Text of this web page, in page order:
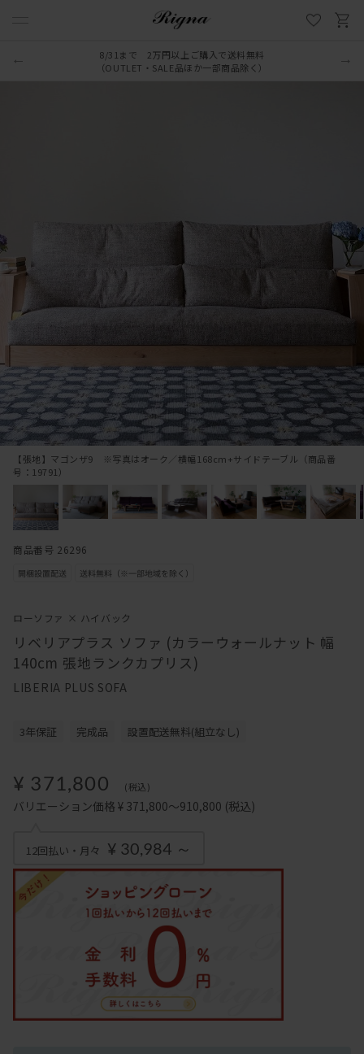
8/31まで 2万円以上ご購入で送料無料
（OUTLET・SALE品ほか一部商品除く）
ローソファ × ハイバック
リベリアプラス ソファ (カラーウォールナット 幅
140cm 張地ランクカプリス)
LIBERIA PLUS SOFA
【張地】マゴンザ9 ※写真はオーク／横幅168cm+サイドテーブル（商品番
号：19791）
3年保証 完成品 設置配送無料(組立なし)
¥ 371,800 (税込)
バリエーション価格 ¥ 371,800～910,800 (税込)
12回払い・月々 ¥ 30,984 ～
商品番号 26296